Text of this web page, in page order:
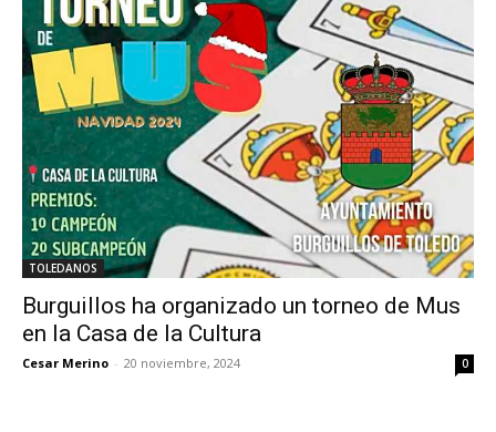
TOLEDANOS
Burguillos ha organizado un torneo de Mus
en la Casa de la Cultura
Cesar Merino - 20 noviembre, 2024 0